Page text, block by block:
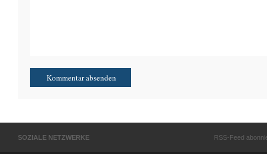
SOZIALE NETZWERKE RSS-Feed